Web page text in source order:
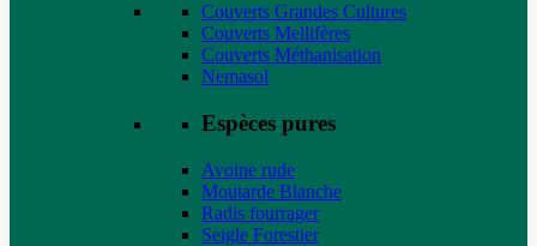
Couverts Grandes Cultures
Couverts Mellifères
Couverts Méthanisation
Nemasol
Espèces pures
Avoine rude
Moutarde Blanche
Radis fourrager
Seigle Forestier